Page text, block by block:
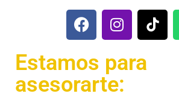
Estamos para
asesorarte: